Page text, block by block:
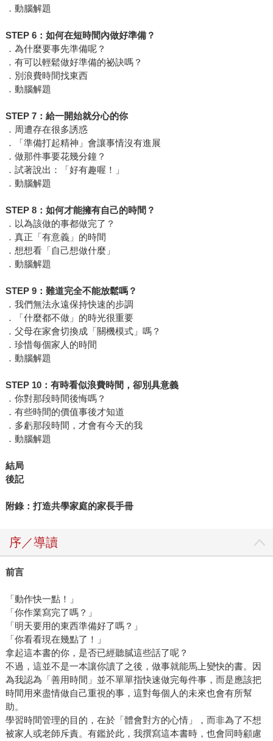
．動腦解題
STEP 6：如何在短時間內做好準備？
．為什麼要事先準備呢？
．有可以輕鬆做好準備的祕訣嗎？
．別浪費時間找東西
．動腦解題
STEP 7：給一開始就分心的你
．周遭存在很多誘惑
．「準備打起精神」會讓事情沒有進展
．做那件事要花幾分鐘？
．試著說出：「好有趣喔！」
．動腦解題
STEP 8：如何才能擁有自己的時間？
．以為該做的事都做完了？
．真正「有意義」的時間
．想想看「自己想做什麼」
．動腦解題
STEP 9：難道完全不能放鬆嗎？
．我們無法永遠保持快速的步調
．「什麼都不做」的時光很重要
．父母在家會切換成「關機模式」嗎？
．珍惜每個家人的時間
．動腦解題
STEP 10：有時看似浪費時間，卻別具意義
．你對那段時間後悔嗎？
．有些時間的價值事後才知道
．多虧那段時間，才會有今天的我
．動腦解題
結局
後記
附錄：打造共學家庭的家長手冊
序／導讀
前言
「動作快一點！」
「你作業寫完了嗎？」
「明天要用的東西準備好了嗎？」
「你看看現在幾點了！」
拿起這本書的你，是否已經聽膩這些話了呢？
不過，這並不是一本讓你讀了之後，做事就能馬上變快的書。因
為我認為「善用時間」並不單單指快速做完每件事，而是應該把
時間用來盡情做自己重視的事，這對每個人的未來也會有所幫
助。
學習時間管理的目的，在於「體會對方的心情」，而非為了不想
被家人或老師斥責。有鑑於此，我撰寫這本書時，也會同時顧慮